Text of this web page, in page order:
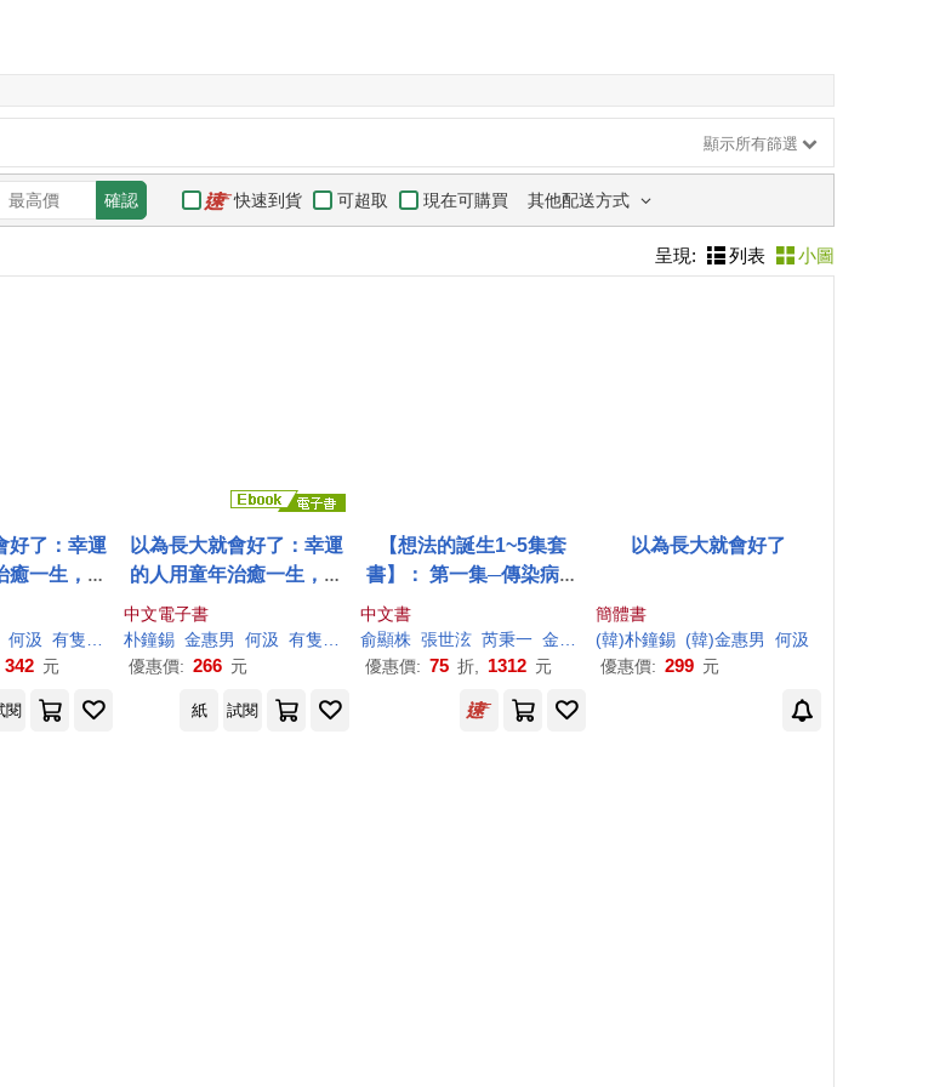
顯示所有篩選
確認 快速到貨 可超取 現在可購買 其他配送方式
呈現: 列表 小圖
好了：幸運
癒一生，不
治癒童年
何汲 有隻兔子
342 元
以為長大就會好了：幸運
的人用童年治癒一生，不
幸的人用一生治癒童年 (電
子書)
中文電子書
朴鐘錫 金惠男 何汲 有隻兔子
優惠價: 266 元
【想法的誕生1~5集套
書】： 第一集─傳染病和
疫苗 第二集─時間和鐘錶
第三集─貨幣與經濟 第四
集─地圖和探險 第五集─文
中文書
俞顯株 張世泫 芮秉一 金香錦 高錫珪 倪振豪 郭岱軒 南東完
優惠價: 75 折, 1312 元
以為長大就會好了
簡體書
(韓)朴鐘錫 (韓)金惠男
何汲
優惠價: 299 元
閱 紙 試閱